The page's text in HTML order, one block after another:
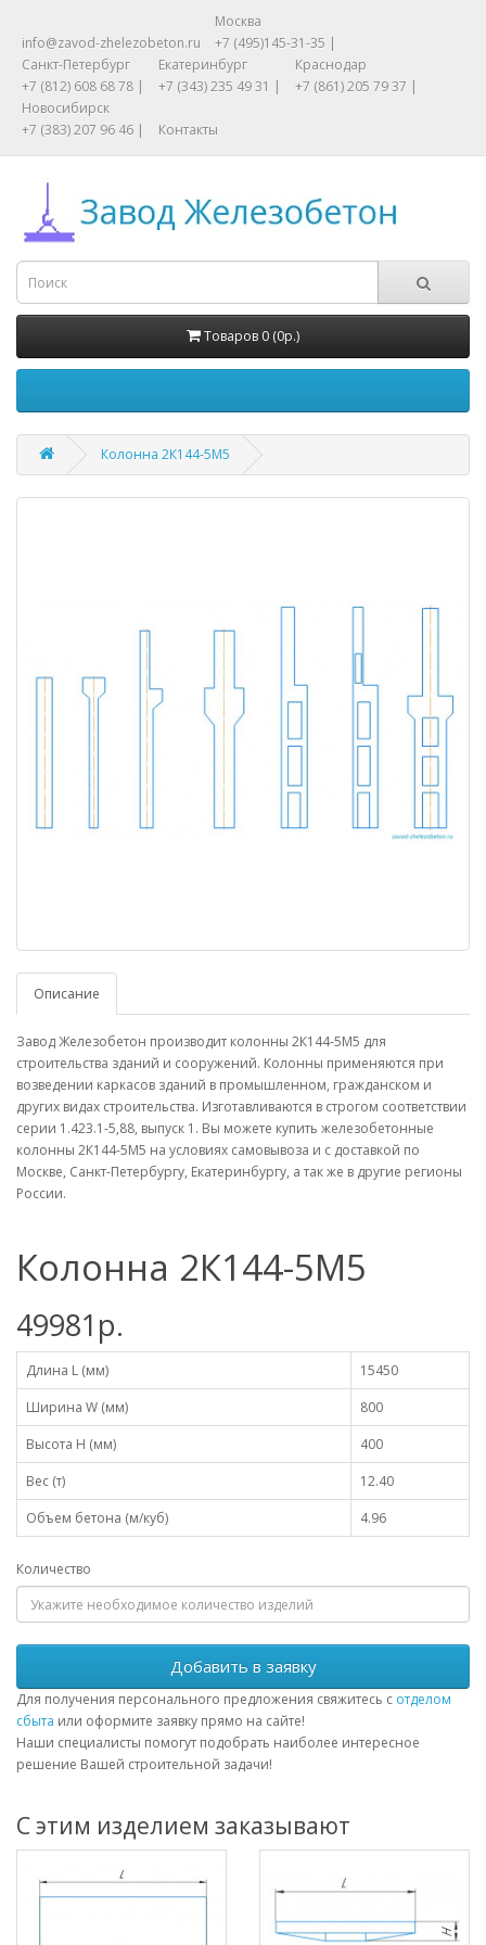
info@zavod-zhelezobeton.ru
Москва
+7 (495)145-31-35 |
Санкт-Петербург
+7 (812) 608 68 78 |
Екатеринбург
+7 (343) 235 49 31 |
Краснодар
+7 (861) 205 79 37 |
Новосибирск
+7 (383) 207 96 46 |
Контакты
Товаров 0 (0р.)
Колонна 2К144-5М5
Описание
Завод Железобетон производит колонны 2К144-5М5 для
строительства зданий и сооружений. Колонны применяются при
возведении каркасов зданий в промышленном, гражданском и
других видах строительства. Изготавливаются в строгом соответствии
серии 1.423.1-5,88, выпуск 1. Вы можете купить железобетонные
колонны 2К144-5М5 на условиях самовывоза и с доставкой по
Москве, Санкт-Петербургу, Екатеринбургу, а так же в другие регионы
России.
Колонна 2К144-5М5
49981р.
Длина L (мм)
15450
Ширина W (мм)
800
Высота H (мм)
400
Вес (т)
12.40
Объем бетона (м/куб)
4.96
Количество
Добавить в заявку
Для получения персонального предложения свяжитесь с отделом
сбыта или оформите заявку прямо на сайте!
Наши специалисты помогут подобрать наиболее интересное
решение Вашей строительной задачи!
С этим изделием заказывают